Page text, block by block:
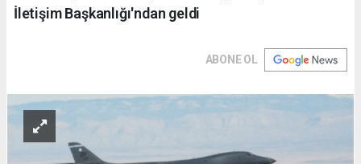
İletişim Başkanlığı'ndan geldi
ABONE OL